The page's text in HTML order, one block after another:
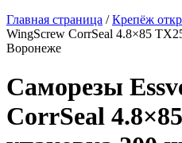
Главная страница /Крепёж
WingScrew CorrSeal 4.8×85
Воронеже
Саморезы
CorrSeal